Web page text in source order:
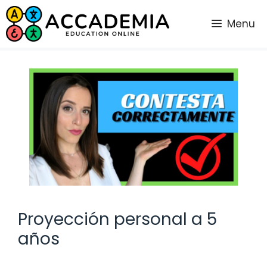
Saltar
al
contenido
Menu
Proyección personal a 5
años